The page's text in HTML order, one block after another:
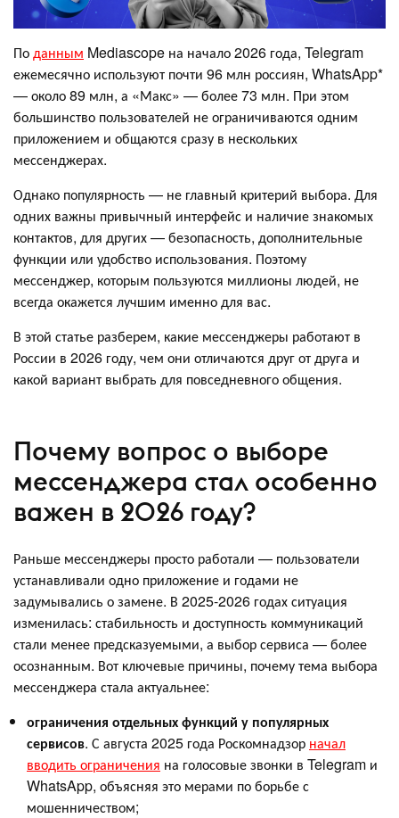
Поданным Mediascope на начало 2026 года, Telegram
ежемесячно используют почти 96 млн россиян, WhatsApp*
— около 89 млн, а «Макс» — более 73 млн. При этом
большинство пользователей не ограничиваются одним
приложением и общаются сразу в нескольких
мессенджерах.
Однако популярность — не главный критерий выбора. Для
одних важны привычный интерфейс и наличие знакомых
контактов, для других — безопасность, дополнительные
функции или удобство использования. Поэтому
мессенджер, которым пользуются миллионы людей, не
всегда окажется лучшим именно для вас.
В этой статье разберем, какие мессенджеры работают в
России в 2026 году, чем они отличаются друг от друга и
какой вариант выбрать для повседневного общения.
Почему вопрос о выборе
мессенджера стал особенно
важен в 2026 году?
Раньше мессенджеры просто работали — пользователи
устанавливали одно приложение и годами не
задумывались о замене. В 2025-2026 годах ситуация
изменилась: стабильность и доступность коммуникаций
стали менее предсказуемыми, а выбор сервиса — более
осознанным. Вот ключевые причины, почему тема выбора
мессенджера стала актуальнее:
ограничения отдельных функций у популярных
сервисов. С августа 2025 года Роскомнадзор начал
вводить ограничения на голосовые звонки в Telegram и
WhatsApp, объясняя это мерами по борьбе с
мошенничеством;